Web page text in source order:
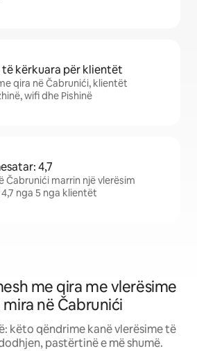
të kërkuara për klientët
qira në Čabrunići, klientët
wifi dhe Pishinë
4,7
Čabrunići marrin një vlerësim
nga 5 nga klientët
me qira me vlerësime
në Čabrunići
këto qëndrime kanë vlerësime të
pastërtinë e më shumë.